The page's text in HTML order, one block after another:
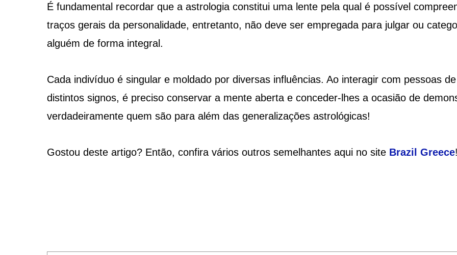
É fundamental recordar que a astrologia constitui uma lente pela qual é possível
traços gerais da personalidade, entretanto, não deve ser empregada para julgar ou
alguém de forma integral.
Cada indivíduo é singular e moldado por diversas influências. Ao interagir com pessoas de
distintos signos, é preciso conservar a mente aberta e conceder-lhes a ocasião de
verdadeiramente quem são para além das generalizações astrológicas!
Gostou deste artigo? Então, confira vários outros semelhantes aqui no site Brazil Greece!